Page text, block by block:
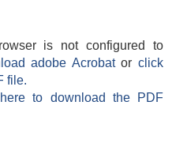
is not configured to
adobe Acrobatorclick
file.
to download the PDF